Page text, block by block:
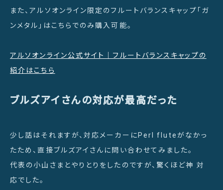
また、アルソオンライン限定のフルートバランスキャップ「ガ
ンメタル」はこちらでのみ購入可能。
アルソオンライン公式サイト｜フルートバランスキャップの
紹介はこちら
ブルズアイさんの対応が最高だった
少し話はそれますが、対応メーカーにPerl fluteがなかっ
たため、直接ブルズアイさんに問い合わせてみました。
代表の小山さまとやりとりをしたのですが、驚くほど神 対
応でした。